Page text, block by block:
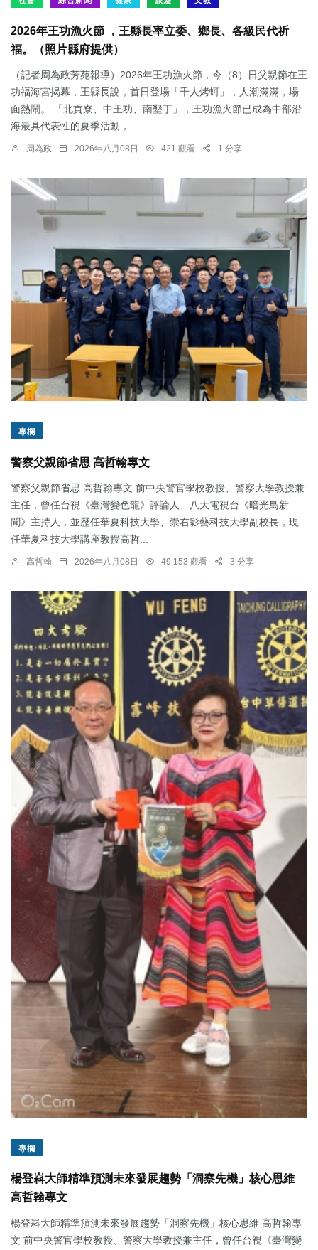
2026年王功漁火節 ，王縣長率立委、鄉長、各級民代祈
福。（照片縣府提供）
（記者周為政芳苑報導）2026年王功漁火節，今（8）日父親節在王
功福海宮揭幕，王縣長說，首日登場「千人烤蚵」，人潮滿滿，場
面熱鬧。 「北貢寮、中王功、南墾丁」，王功漁火節已成為中部沿
海最具代表性的夏季活動，...
周為政 2026年八月08日 421 觀看 1 分享
專欄
警察父親節省思 高哲翰專文
警察父親節省思 高哲翰專文 前中央警官學校教授、警察大學教授兼
主任，曾任台視《臺灣變色龍》評論人、八大電視台《暗光鳥新
聞》主持人，並歷任華夏科技大學、崇右影藝科技大學副校長，現
任華夏科技大學講座教授高哲...
高哲翰 2026年八月08日 49,153 觀看 3 分享
專欄
楊登嵙大師精準預測未來發展趨勢「洞察先機」核心思維
高哲翰專文
楊登嵙大師精準預測未來發展趨勢「洞察先機」核心思維 高哲翰專
文 前中央警官學校教授、警察大學教授兼主任，曾任台視《臺灣變